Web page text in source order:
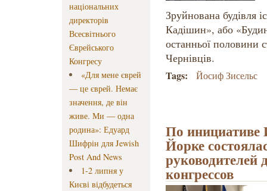
національних
директорів
Всесвітнього
Єврейського
Конгресу
«Для мене єврей
— це єврей. Немає
значення, де він
живе. Ми — одна
родина»: Едуард
Шифрін для Jewish
Post And News
1-2 липня у
Києві відбудеться
Зруйнована будівля
Кадішин», або
останньої половини
Чернівців.
Tags: Йосиф Зисельс
По инициативе
Йорке
руководителей
конгрессов